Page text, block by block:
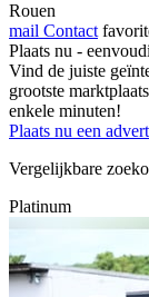
Rouen
mail Contact
Plaats nu -
Vind de juiste
grootste
enkele minuten!
Plaats nu een
Vergelijkbare
Platinum